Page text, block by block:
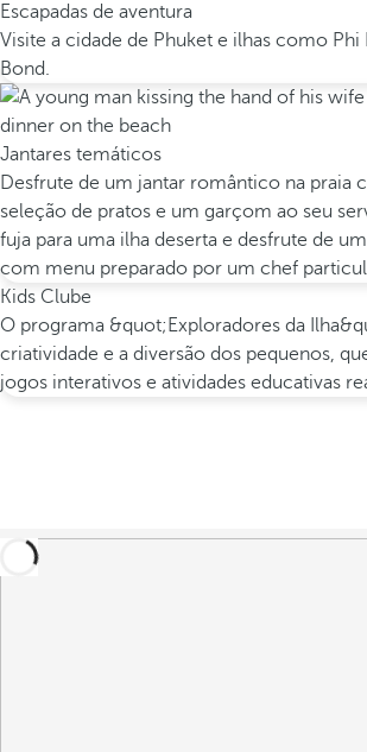
Escapadas de aventura
Visite a cidade de Phuket e ilhas como Phi
Bond.
Jantares temáticos
Desfrute de um jantar romântico na praia
seleção de pratos e um garçom ao seu
fuja para uma ilha deserta e desfrute de
com menu preparado por um chef
Kids Clube
O programa &quot;Exploradores da
criatividade e a diversão dos pequenos,
jogos interativos e atividades educativas